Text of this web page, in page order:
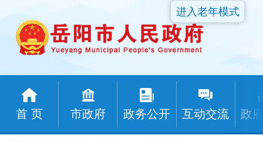
首 页 市政府 政务公开 互动交流 政
进入老年模式